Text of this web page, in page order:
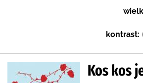
kontrast:
Kos kos